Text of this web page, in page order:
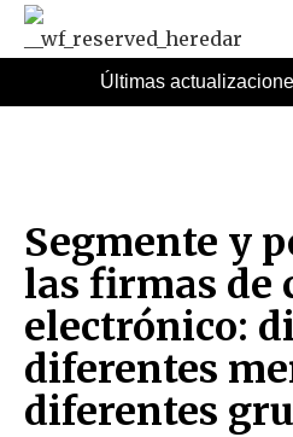
Últimas
Segmente y
las firmas de
electrónico:
diferentes
diferentes